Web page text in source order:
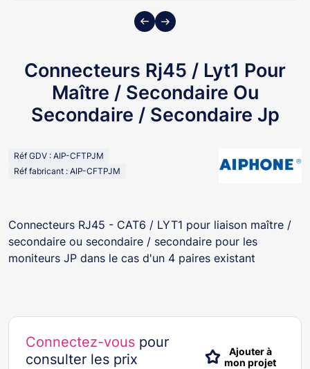
Previous
Next
Connecteurs Rj45 / Lyt1 Pour
Maître / Secondaire Ou
Secondaire / Secondaire Jp
Réf GDV : AIP-CFTPJM
Réf fabricant : AIP-CFTPJM
Connecteurs RJ45 - CAT6 / LYT1 pour liaison maître /
secondaire ou secondaire / secondaire pour les
moniteurs JP dans le cas d'un 4 paires existant
Connectez-vous pour
consulter les prix
Ajouter à
mon projet